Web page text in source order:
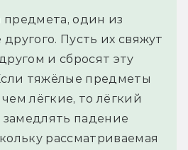
предмета, один из
Пусть их свяжут
и сбросят эту
тяжёлые предметы
лёгкие, то лёгкий
падение
рассматриваемая